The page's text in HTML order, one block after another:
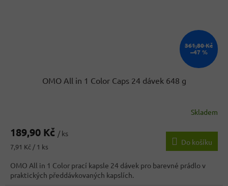
361,80 Kč
–47 %
OMO All in 1 Color Caps 24 dávek 648 g
produktu
4,0
z
5
hvězdiček.
Skladem
189,90 Kč / ks
Měrná
7,91 Kč / 1 ks
Do košíku
OMO All in 1 Color prací kapsle 24 dávek pro barevné prádlo v
praktických předdávkovaných kapslích.